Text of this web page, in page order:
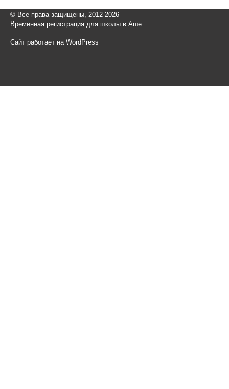
© Все права защищены, 2012-2026
Временная регистрация для школы в Аше.
Сайт работает на WordPress